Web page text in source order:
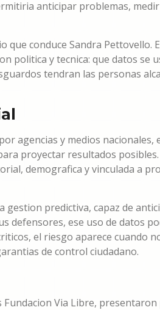
anticipar problemas,
conduce Sandra Pettovello.
politica y tecnica: que datos se
tendran las personas
agencias y medios nacionales,
proyectar resultados posibles.
demografica y vinculada a
gestion predictiva, capaz de
defensores, ese uso de datos
el riesgo aparece cuando
de control ciudadano.
Via Libre, presentaron